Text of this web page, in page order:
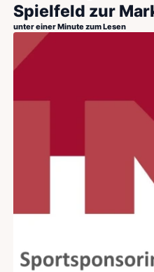
Spielfeld zur
unter einer Minute zum Lesen